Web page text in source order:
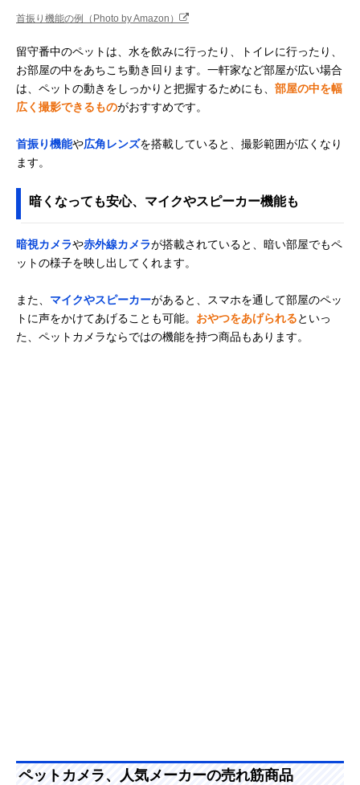
D605
Amazonで見る
ト ネットワーク
Wi-Fiカメラ Tapo
C210
策におすすめのモ
デル
m
Amazonで見る
WTW 塚本無線 み
Amazonで見る
首振り機能の例（Photo by Amazon）
留守番中のペットは、水を飲みに行ったり、トイレに行ったり、
お部屋の中をあちこち動き回ります。一軒家など部屋が広い場合
は、ペットの動きをしっかりと把握するためにも、 部屋の中を幅
広く撮影できるものがおすすめです。
首振り機能や広角レンズを搭載していると、撮影範囲が広くなり
ます。
暗くなっても安心、マイクやスピーカー機能も
暗視カメラや赤外線カメラが搭載されていると、暗い部屋でもペ
ットの様子を映し出してくれます。
また、 マイクやスピーカーがあると、スマホを通して部屋のペッ
トに声をかけてあげることも可能。 おやつをあげられるといっ
た、ペットカメラならではの機能を持つ商品もあります。
ペットカメラ、人気メーカーの売れ筋商品